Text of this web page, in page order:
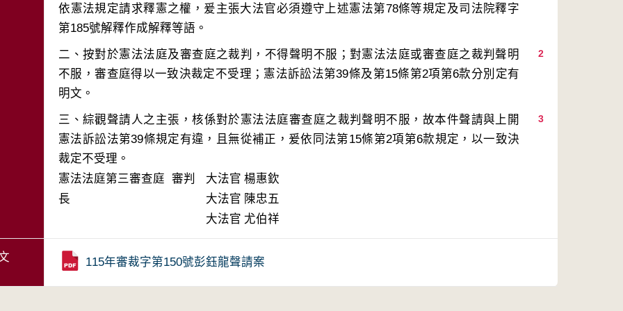
依憲法規定請求釋憲之權，爰主張大法官必須遵守上述憲法第78條等規定及司法院釋字
2
二、按對於憲法法庭及審查庭之裁判，不得聲明不服；對憲法法庭或審查庭之裁判聲明
不服，審查庭得以一致決裁定不受理；憲法訴訟法第39條及第15條第2項第6款分別定有
3
三、綜觀聲請人之主張，核係對於憲法法庭審查庭之裁判聲明不服，故本件聲請與上開
憲法訴訟法第39條規定有違，且無從補正，爰依同法第15條第2項第6款規定，以一致決
裁定不受理。
憲法法庭第三審查庭 審判
長
大法官 楊惠欽
大法官 陳忠五
大法官 尤伯祥
115年審裁字第150號彭鈺龍聲請案